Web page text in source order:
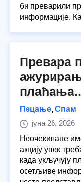
би преварили
информације.
Превара
Пецање, Спам
јуна 26, 2026
Неочекиване
акцију увек
када укључују
осетљиве